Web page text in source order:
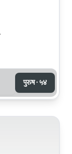
पुरुष · ५४